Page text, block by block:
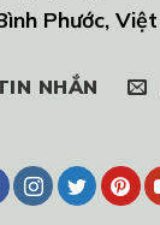
Phước,
NHẮN